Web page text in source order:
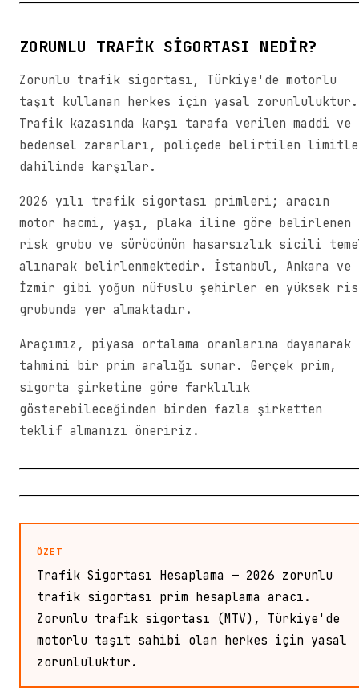
ZORUNLU TRAFIK SIGORTASI NEDIR?
Zorunlu trafik sigortası, Türkiye'de motorlu
taşıt kullanan herkes için yasal zorunluluktur.
Trafik kazasında karşı tarafa verilen maddi ve
bedensel zararları, poliçede belirtilen
dahilinde karşılar.
2026 yılı trafik sigortası primleri; aracın
motor hacmi, yaşı, plaka iline göre belirlenen
risk grubu ve sürücünün hasarsızlık sicili
alınarak belirlenmektedir. İstanbul, Ankara ve
İzmir gibi yoğun nüfuslu şehirler en yüksek
grubunda yer almaktadır.
Araçımız, piyasa ortalama oranlarına dayanarak
tahmini bir prim aralığı sunar. Gerçek prim,
sigorta şirketine göre farklılık
gösterebileceğinden birden fazla şirketten
teklif almanızı öneririz.
ÖZET
Trafik Sigortası Hesaplama — 2026 zorunlu
trafik sigortası prim hesaplama aracı.
Zorunlu trafik sigortası (MTV), Türkiye'de
motorlu taşıt sahibi olan herkes için yasal
zorunluluktur.